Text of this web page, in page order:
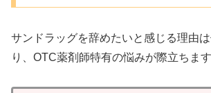
サンドラッグを辞めたいと感じる理由
り、OTC薬剤師特有の悩みが際立ちます